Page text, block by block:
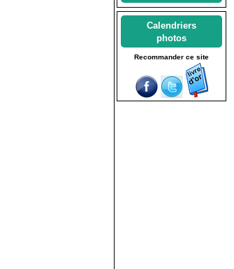
Calendriers
photos
Recommander ce site